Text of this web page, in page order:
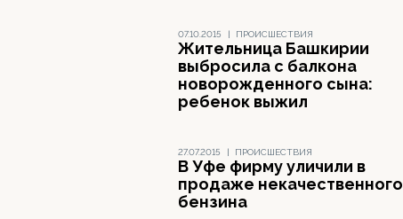
07.10.2015 | ПРОИСШЕСТВИЯ
Жительница Башкирии
выбросила с балкона
новорожденного сына:
ребенок выжил
27.07.2015 | ПРОИСШЕСТВИЯ
В Уфе фирму уличили в
продаже некачественного
бензина